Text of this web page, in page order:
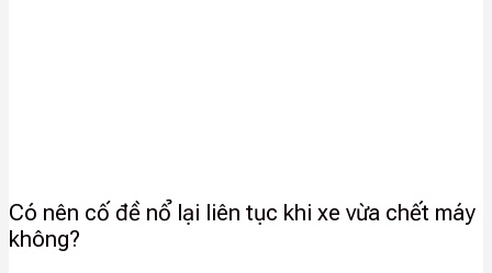
Có nên cố đề nổ lại liên tục khi xe vừa chết máy
không?